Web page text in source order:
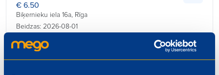
€ 6.50
Biķernieku iela 16a, Rīga
Beidzas: 2026-08-01